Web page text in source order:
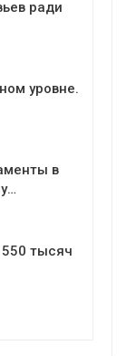
ради
уровне.
в
тысяч